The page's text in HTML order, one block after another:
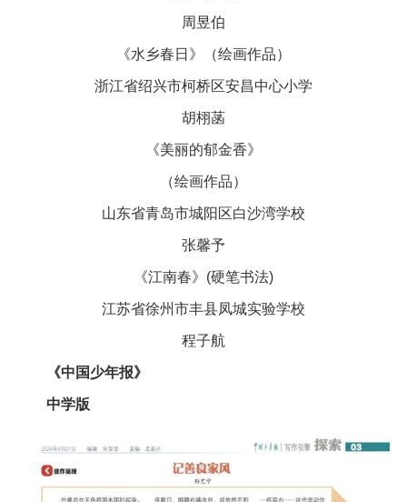
周昱伯
《水乡春日》（绘画作品）
浙江省绍兴市柯桥区安昌中心小学
胡栩菡
《美丽的郁金香》
（绘画作品）
山东省青岛市城阳区白沙湾学校
张馨予
《江南春》(硬笔书法)
江苏省徐州市丰县凤城实验学校
程子航
《中国少年报》
中学版